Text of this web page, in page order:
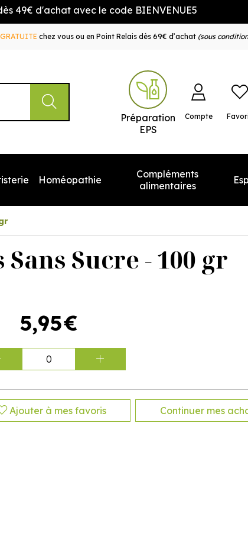
d'achat avec le code BIENVENUE5
chez vous ou en Point Relais dès 69€ d’achat (sous
en ligne à votre service
Préparation
EPS
Compte
Homéopathie
Compléments
alimentaires
Sucre - 100 gr
5,95€
0
Ajouter à mes favoris Continuer mes